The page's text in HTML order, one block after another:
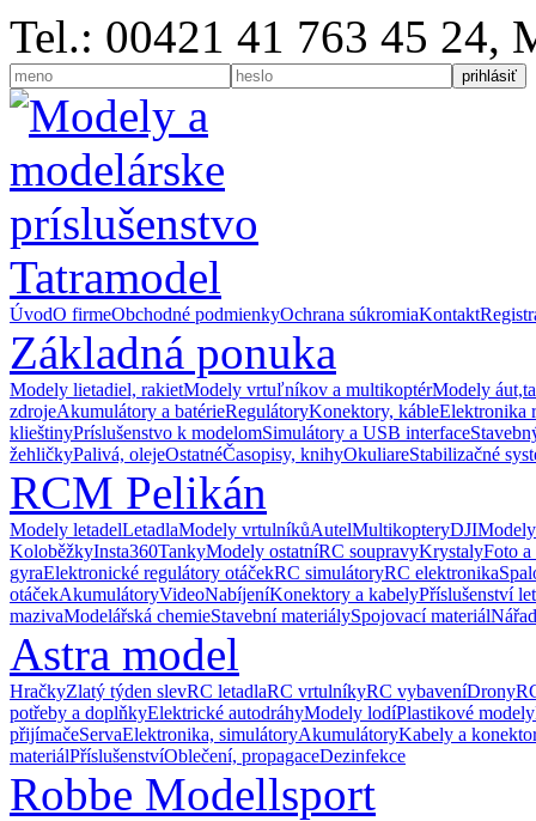
Tel.: 00421 41 763 45 24,
ÚvodO firmeObchodné podmienkyOchrana súkromiaKontakt
Základná ponuka
Modely lietadiel, rakietModely vrtuľníkov a multikoptérModely
zdrojeAkumulátory a batérieRegulátoryKonektory, kábleElektronika
klieštinyPríslušenstvo k modelomSimulátory a USB interface
žehličkyPalivá, olejeOstatnéČasopisy, knihyOkuliareStabilizačné
RCM Pelikán
Modely letadelLetadlaModely vrtulníkůAutelMultikopteryDJI
KoloběžkyInsta360TankyModely ostatníRC soupravyKrystalyFoto
gyraElektronické regulátory otáčekRC simulátoryRC elektronika
otáčekAkumulátoryVideoNabíjeníKonektory a kabelyPříslušenství
mazivaModelářská chemieStavební materiálySpojovací materiál
Astra model
HračkyZlatý týden slevRC letadlaRC vrtulníkyRC vybaveníDrony
potřeby a doplňkyElektrické autodráhyModely lodíPlastikové modely
přijímačeServaElektronika, simulátoryAkumulátoryKabely a
materiálPříslušenstvíOblečení, propagaceDezinfekce
Robbe Modellsport